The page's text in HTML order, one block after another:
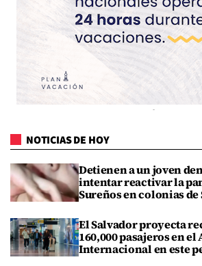
NOTICIAS DE HOY
Detienen a un joven
intentar reactivar la
Sureños en colonias de
El Salvador proyecta
160,000 pasajeros en
Internacional en este